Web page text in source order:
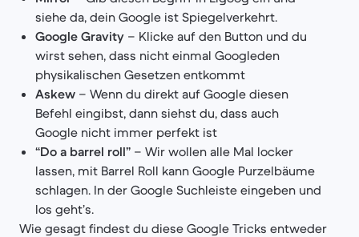
siehe da, dein Google ist Spiegelverkehrt.
Google Gravity – Klicke auf den Button und du
wirst sehen, dass nicht einmal Googleden
physikalischen Gesetzen entkommt
Askew – Wenn du direkt auf Google diesen
Befehl eingibst, dann siehst du, dass auch
Google nicht immer perfekt ist
“Do a barrel roll” – Wir wollen alle Mal locker
lassen, mit Barrel Roll kann Google Purzelbäume
schlagen. In der Google Suchleiste eingeben und
los geht’s.
Wie gesagt findest du diese Google Tricks entweder